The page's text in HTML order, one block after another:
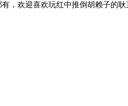
，欢迎喜欢玩红中推倒胡赖子的